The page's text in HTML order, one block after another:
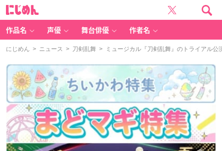
作品名 声優 舞台俳優 作者名
にじめん > ニュース > 刀剣乱舞 > ミュージカル『刀剣乱舞』のトライアル公